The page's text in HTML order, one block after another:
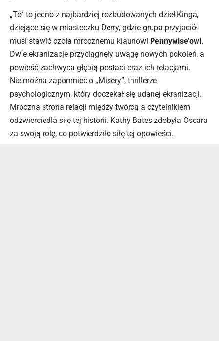
„To” to jedno z najbardziej rozbudowanych dzieł Kinga,
dziejące się w miasteczku Derry, gdzie grupa przyjaciół
musi stawić czoła mrocznemu klaunowi Pennywise’owi.
Dwie ekranizacje przyciągnęły uwagę nowych pokoleń, a
powieść zachwyca głębią postaci oraz ich relacjami.
Nie można zapomnieć o „Misery”, thrillerze
psychologicznym, który doczekał się udanej ekranizacji.
Mroczna strona relacji między twórcą a czytelnikiem
odzwierciedla siłę tej historii. Kathy Bates zdobyła Oscara
za swoją rolę, co potwierdziło siłę tej opowieści.